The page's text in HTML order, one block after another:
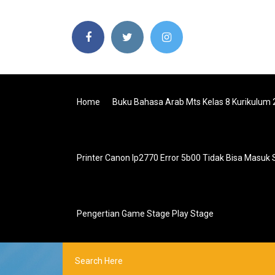
Home Buku Bahasa Arab Mts Kelas 8 Kurikulum
Printer Canon Ip2770 Error 5b00 Tidak Bisa Masuk
Pengertian Game Stage Play Stage